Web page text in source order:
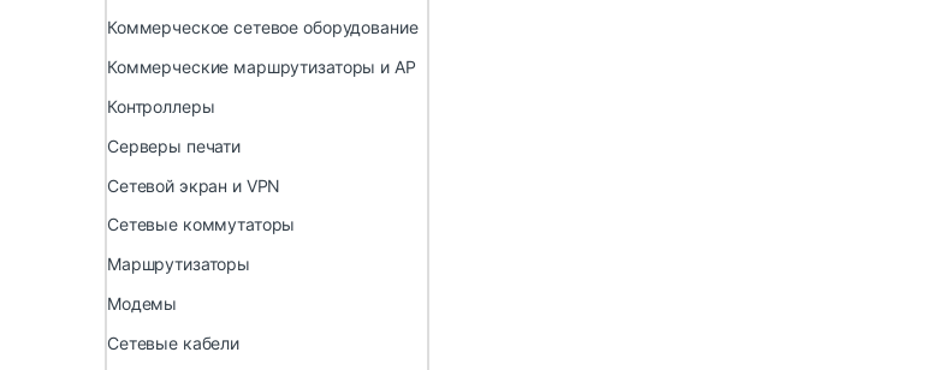
Коммерческое сетевое оборудование
Коммерческие маршрутизаторы и AP
Контроллеры
Серверы печати
Сетевой экран и VPN
Сетевые коммутаторы
Маршрутизаторы
Модемы
Сетевые кабели